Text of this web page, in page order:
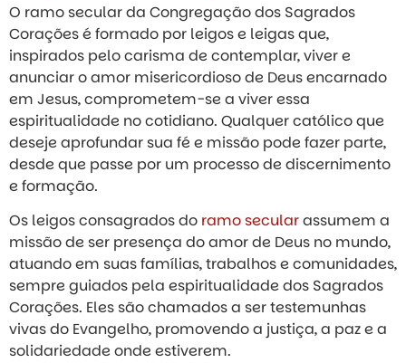
​O ramo secular da Congregação dos Sagrados
Corações é formado por leigos e leigas que,
inspirados pelo carisma de contemplar, viver e
anunciar o amor misericordioso de Deus encarnado
em Jesus, comprometem-se a viver essa
espiritualidade no cotidiano. Qualquer católico que
deseje aprofundar sua fé e missão pode fazer parte,
desde que passe por um processo de discernimento
e formação.​
Os leigos consagrados do ramo secularassumem a
missão de ser presença do amor de Deus no mundo,
atuando em suas famílias, trabalhos e comunidades,
sempre guiados pela espiritualidade dos Sagrados
Corações. Eles são chamados a ser testemunhas
vivas do Evangelho, promovendo a justiça, a paz e a
solidariedade onde estiverem.​